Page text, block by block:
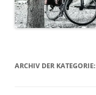
ARCHIV DER KATEGORIE: